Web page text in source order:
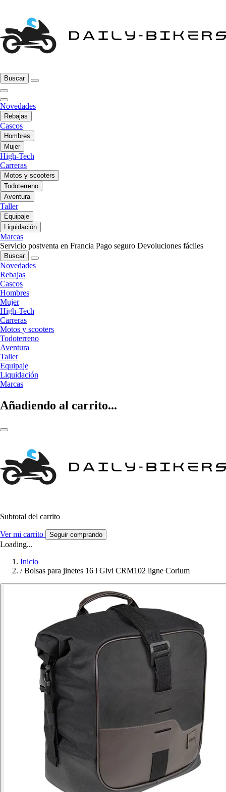
Buscar
Novedades
Rebajas
Cascos
Hombres
Mujer
High-Tech
Carreras
Motos y scooters
Todoterreno
Aventura
Taller
Equipaje
Liquidación
Marcas
Servicio postventa en Francia Pago seguro Devoluciones fáciles
Buscar
Novedades
Rebajas
Cascos
Hombres
Mujer
High-Tech
Carreras
Motos y scooters
Todoterreno
Aventura
Taller
Equipaje
Liquidación
Marcas
Añadiendo al carrito...
Subtotal del carrito
Ver mi carrito Seguir comprando
Loading...
Inicio
/ Bolsas para jinetes 16 l Givi CRM102 ligne Corium